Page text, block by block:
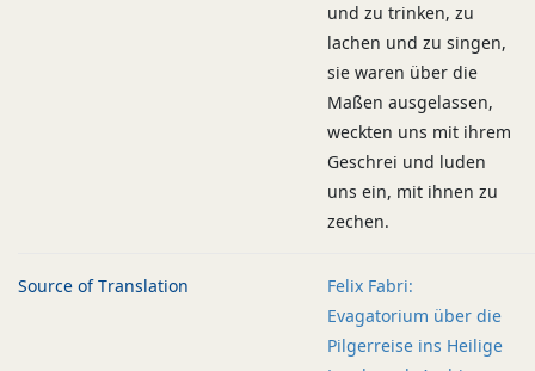
und zu trinken, zu
lachen und zu singen,
sie waren über die
Maßen ausgelassen,
weckten uns mit ihrem
Geschrei und luden
uns ein, mit ihnen zu
zechen.
Source of Translation
Felix Fabri:
Evagatorium über die
Pilgerreise ins Heilige